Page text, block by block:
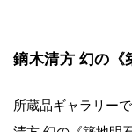
鏑木清方 幻の《
所蔵品ギャラリー